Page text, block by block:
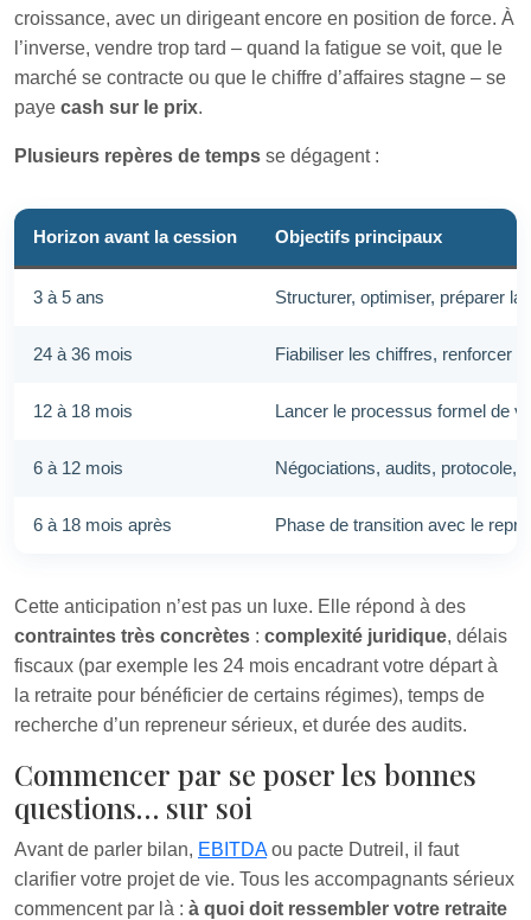
croissance, avec un dirigeant encore en position de force. À
l’inverse, vendre trop tard – quand la fatigue se voit, que le
marché se contracte ou que le chiffre d’affaires stagne – se
paye cash sur le prix.
Plusieurs repères de temps se dégagent :
Horizon avant la cession Objectifs principaux
3 à 5 ans Structurer, optimiser, préparer la
24 à 36 mois Fiabiliser les chiffres, renforcer
12 à 18 mois Lancer le processus formel de
6 à 12 mois Négociations, audits, protocole,
6 à 18 mois après Phase de transition avec le
Cette anticipation n’est pas un luxe. Elle répond à des
contraintes très concrètes : complexité juridique, délais
fiscaux (par exemple les 24 mois encadrant votre départ à
la retraite pour bénéficier de certains régimes), temps de
recherche d’un repreneur sérieux, et durée des audits.
Commencer par se poser les bonnes
questions… sur soi
Avant de parler bilan, EBITDAou pacte Dutreil, il faut
clarifier votre projet de vie. Tous les accompagnants sérieux
commencent par là : à quoi doit ressembler votre retraite